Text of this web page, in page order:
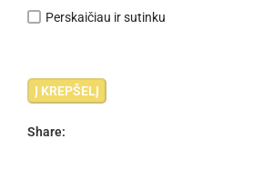
Perskaičiau ir sutinku
Į KREPŠELĮ
Share: